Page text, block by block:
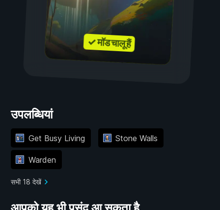
✓ मॉड चालू हैं
उपलब्धियां
Get Busy Living Stone Walls
Warden
सभी 18 देखें